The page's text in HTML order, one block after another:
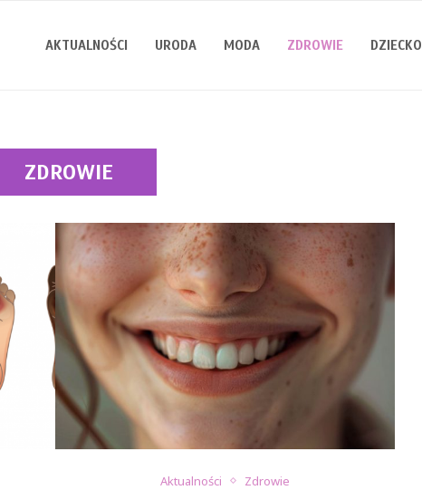
AKTUALNOŚCI URODA MODA ZDROWIE DZIECKO
ZDROWIE
Aktualności Zdrowie